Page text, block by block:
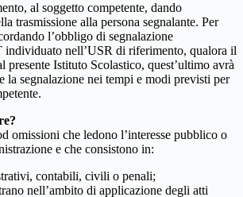
al soggetto competente, dando
trasmissione alla persona segnalante. Per
l’obbligo di segnalazione
individuato nell’USR di riferimento, qualora il
presente Istituto Scolastico, quest’ultimo avrà
la segnalazione nei tempi e modi previsti per
omissioni che ledono l’interesse pubblico o
e che consistono in:
contabili, civili o penali;
nell’ambito di applicazione degli atti